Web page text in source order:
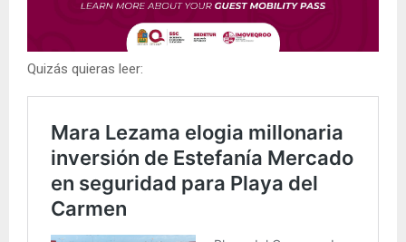
Quizás quieras leer: